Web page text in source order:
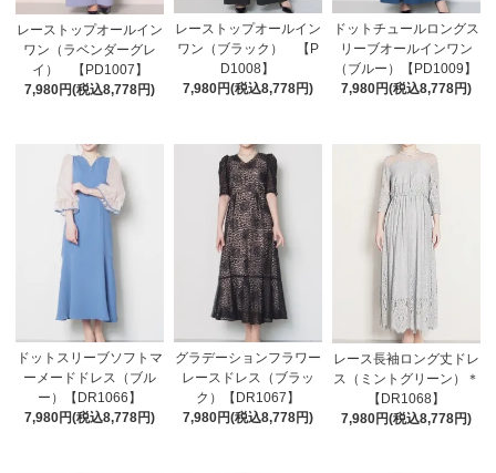
レーストップオールイン
ワン（ラベンダーグレ
イ） 【PD1007】
7,980円(税込8,778円)
レーストップオールイン
ワン（ブラック） 【P
D1008】
7,980円(税込8,778円)
ドットチュールロングス
リーブオールインワン
（ブルー）【PD1009】
7,980円(税込8,778円)
ドットスリーブソフトマ
ーメードドレス（ブル
ー）【DR1066】
7,980円(税込8,778円)
グラデーションフラワー
レースドレス（ブラッ
ク）【DR1067】
7,980円(税込8,778円)
レース長袖ロング丈ドレ
ス（ミントグリーン）＊
【DR1068】
7,980円(税込8,778円)